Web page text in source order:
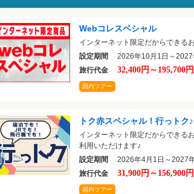
Webコレスペシャル
インターネット限定だからできる
設定期間 2026年10月1日～2027
旅行代金
32,400円～195,700円
国内ツアー
トク赤スペシャル！行っト
インターネット限定だからできる
利用いただけます♪
設定期間 2026年4月1日～2027
旅行代金
31,900円～156,900円
国内ツアー